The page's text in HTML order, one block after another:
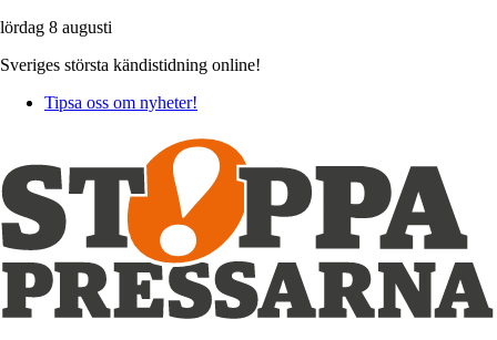
lördag 8 augusti
Sveriges största kändistidning online!
Tipsa oss om nyheter!